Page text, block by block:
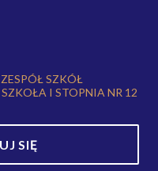
ZESPÓŁ SZKÓŁ
I STOPNIA NR 12
SIĘ